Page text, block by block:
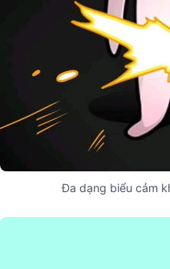
Đa dạng biểu cảm